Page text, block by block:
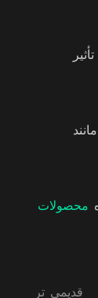
محصولات
قدیمی تر